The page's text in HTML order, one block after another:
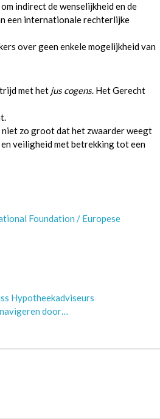
indirect de wenselijkheid en de
een internationale rechterlijke
over geen enkele mogelijkheid van
met het jus cogens. Het Gerecht
niet zo groot dat het zwaarder weegt
veiligheid met betrekking tot een
Foundation / Europese
Hypotheekadviseurs
door…